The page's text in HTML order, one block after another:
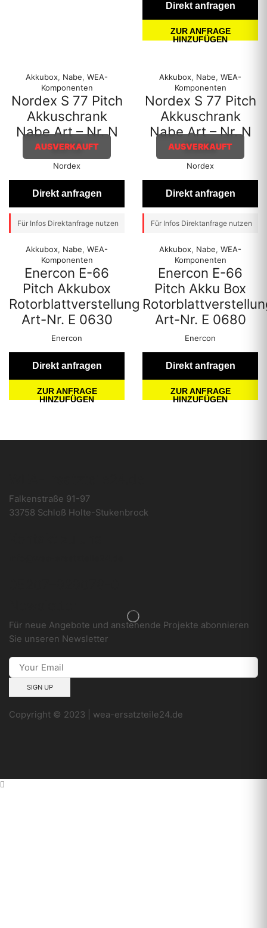
Direkt anfragen
ZUR ANFRAGE
HINZUFÜGEN
AUSVERKAUFT
Akkubox, Nabe, WEA-
Komponenten
Nordex S 77 Pitch
Akkuschrank
Nabe Art – Nr. N
0513
Nordex
Direkt anfragen
Für Infos Direktanfrage nutzen
AUSVERKAUFT
Akkubox, Nabe, WEA-
Komponenten
Nordex S 77 Pitch
Akkuschrank
Nabe Art – Nr. N
0506
Nordex
Direkt anfragen
Für Infos Direktanfrage nutzen
Akkubox, Nabe, WEA-
Komponenten
Enercon E-66
Pitch Akkubox
Rotorblattverstellung
Art-Nr. E 0630
Enercon
Direkt anfragen
ZUR ANFRAGE
HINZUFÜGEN
Akkubox, Nabe, WEA-
Komponenten
Enercon E-66
Pitch Akku Box
Art-Nr. E 0680
Enercon
Direkt anfragen
ZUR ANFRAGE
HINZUFÜGEN
Falkenstraße 91-97
33758 Schloß Holte-Stukenbrock
Für neue Angebote und anstehende Projekte abonnieren
Sie unseren Newsletter
Copyright © 2023 | wea-ersatzteile24.de